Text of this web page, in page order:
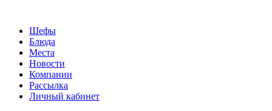
Шефы
Блюда
Места
Новости
Компании
Рассылка
Личный кабинет